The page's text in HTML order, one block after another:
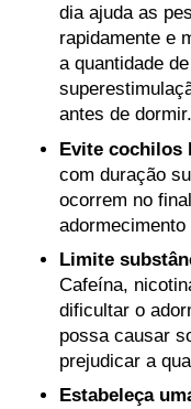
dia ajuda as
rapidamente e
a quantidade
antes de dormir.
Evite cochilos
com duração
ocorrem no
Limite
Cafeína,
dificultar o
possa causar
prejudicar a
Estabeleça